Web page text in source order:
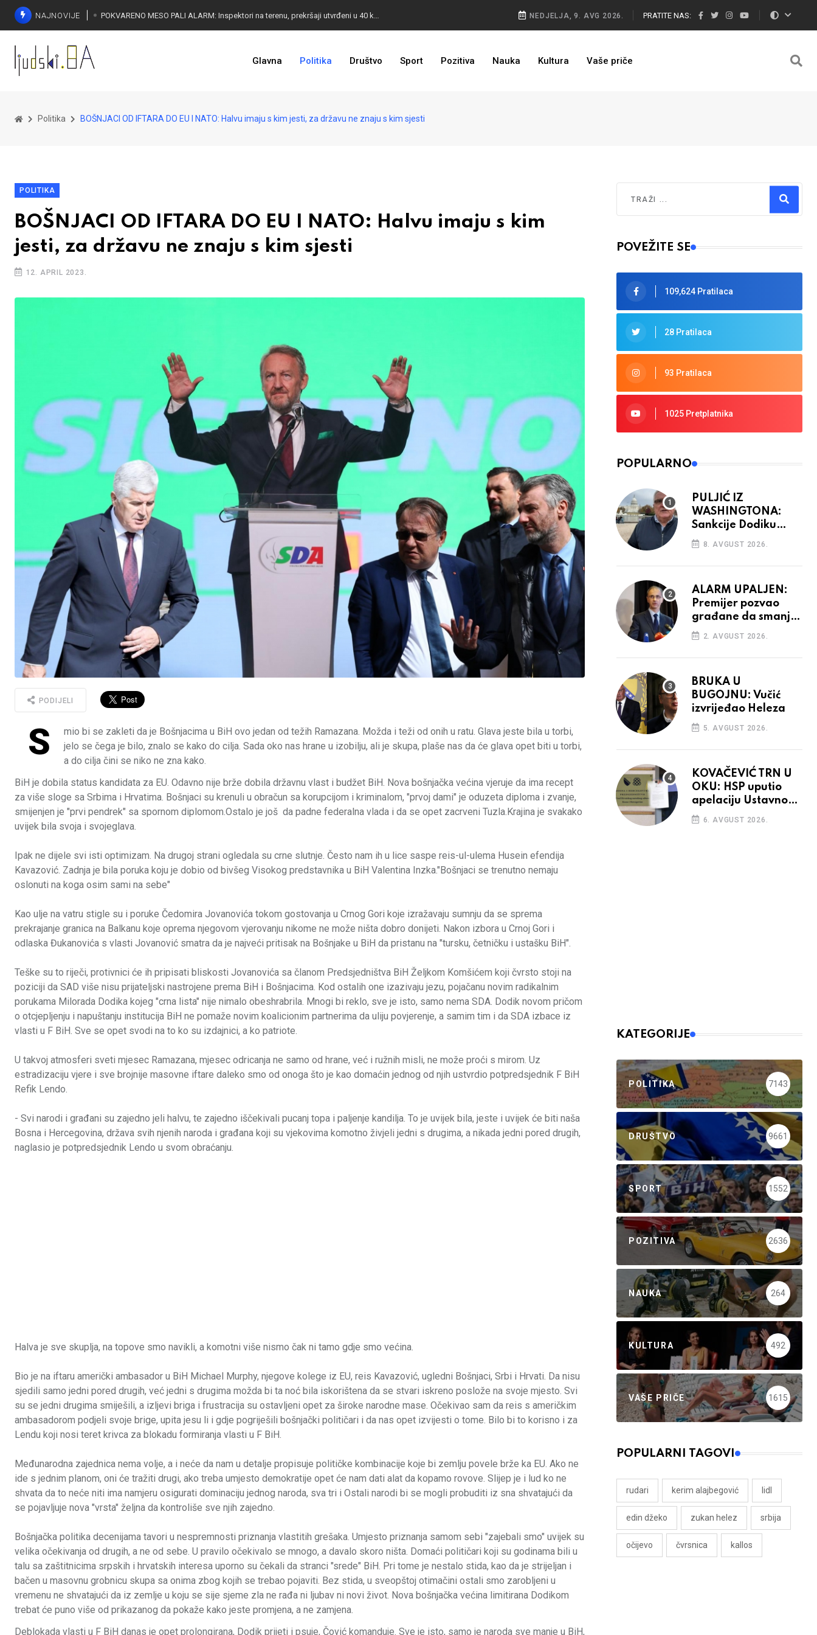
NAJNOVIJE NEDJELJA, 9. AVG 2026. PRATITE NAS:
Glavna Politika Društvo Sport Pozitiva Nauka Kultura Vaše priče
Politika BOŠNJACI OD IFTARA DO EU I NATO: Halvu imaju s kim jesti, za državu ne znaju s kim sjesti
POLITIKA
BOŠNJACI OD IFTARA DO EU I NATO: Halvu imaju s kim
jesti, za državu ne znaju s kim sjesti
12. APRIL 2023.
PODIJELI
S
mio bi se zakleti da je Bošnjacima u BiH ovo jedan od težih Ramazana. Možda i teži od onih u ratu. Glava jeste bila u torbi,
jelo se čega je bilo, znalo se kako do cilja. Sada oko nas hrane u izobilju, ali je skupa, plaše nas da će glava opet biti u torbi,
a do cilja čini se niko ne zna kako.
BiH je dobila status kandidata za EU. Odavno nije brže dobila državnu vlast i budžet BiH. Nova bošnjačka većina vjeruje da ima recept
za više sloge sa Srbima i Hrvatima. Bošnjaci su krenuli u obračun sa korupcijom i kriminalom, "prvoj dami" je oduzeta diploma i zvanje,
smijenjen je "prvi pendrek" sa spornom diplomom.Ostalo je još da padne federalna vlada i da se opet zacrveni Tuzla.Krajina je svakako
uvijek bila svoja i svojeglava.
Ipak ne dijele svi isti optimizam. Na drugoj strani ogledala su crne slutnje. Često nam ih u lice saspe reis-ul-ulema Husein efendija
Kavazović. Zadnja je bila poruka koju je dobio od bivšeg Visokog predstavnika u BiH Valentina Inzka."Bošnjaci se trenutno nemaju
oslonuti na koga osim sami na sebe"
Kao ulje na vatru stigle su i poruke Čedomira Jovanovića tokom gostovanja u Crnog Gori koje izražavaju sumnju da se sprema
prekrajanje granica na Balkanu koje oprema njegovom vjerovanju nikome ne može ništa dobro donijeti. Nakon izbora u Crnoj Gori i
odlaska Đukanovića s vlasti Jovanović smatra da je najveći pritisak na Bošnjake u BiH da pristanu na "tursku, četničku i ustašku BiH".
Teške su to riječi, protivnici će ih pripisati bliskosti Jovanovića sa članom Predsjedništva BiH Željkom Komšićem koji čvrsto stoji na
poziciji da SAD više nisu prijateljski nastrojene prema BiH i Bošnjacima. Kod ostalih one izazivaju jezu, pojačanu novim radikalnim
porukama Milorada Dodika kojeg "crna lista" nije nimalo obeshrabrila. Mnogi bi reklo, sve je isto, samo nema SDA. Dodik novom pričom
o otcjepljenju i napuštanju institucija BiH ne pomaže novim koalicionim partnerima da uliju povjerenje, a samim tim i da SDA izbace iz
vlasti u F BiH. Sve se opet svodi na to ko su izdajnici, a ko patriote.
U takvoj atmosferi sveti mjesec Ramazana, mjesec odricanja ne samo od hrane, već i ružnih misli, ne može proći s mirom. Uz
estradizaciju vjere i sve brojnije masovne iftare daleko smo od onoga što je kao domaćin jednog od njih ustvrdio potpredsjednik F BiH
Refik Lendo.
- Svi narodi i građani su zajedno jeli halvu, te zajedno iščekivali pucanj topa i paljenje kandilja. To je uvijek bila, jeste i uvijek će biti naša
Bosna i Hercegovina, država svih njenih naroda i građana koji su vjekovima komotno živjeli jedni s drugima, a nikada jedni pored drugih,
naglasio je potpredsjednik Lendo u svom obraćanju.
Halva je sve skuplja, na topove smo navikli, a komotni više nismo čak ni tamo gdje smo većina.
Bio je na iftaru američki ambasador u BiH Michael Murphy, njegove kolege iz EU, reis Kavazović, ugledni Bošnjaci, Srbi i Hrvati. Da nisu
sjedili samo jedni pored drugih, već jedni s drugima možda bi ta noć bila iskorištena da se stvari iskreno poslože na svoje mjesto. Svi
su se jedni drugima smiješili, a izljevi briga i frustracija su ostavljeni opet za široke narodne mase. Očekivao sam da reis s američkim
ambasadorom podjeli svoje brige, upita jesu li i gdje pogriješili bošnjački političari i da nas opet izvijesti o tome. Bilo bi to korisno i za
Lendu koji nosi teret krivca za blokadu formiranja vlasti u F BiH.
Međunarodna zajednica nema volje, a i neće da nam u detalje propisuje političke kombinacije koje bi zemlju povele brže ka EU. Ako ne
ide s jednim planom, oni će tražiti drugi, ako treba umjesto demokratije opet će nam dati alat da kopamo rovove. Slijep je i lud ko ne
shvata da to neće niti ima namjeru osigurati dominaciju jednog naroda, sva tri i Ostali narodi bi se mogli probuditi iz sna shvatajući da
se pojavljuje nova "vrsta" željna da kontroliše sve njih zajedno.
Bošnjačka politika decenijama tavori u nespremnosti priznanja vlastitih grešaka. Umjesto priznanja samom sebi "zajebali smo" uvijek su
velika očekivanja od drugih, a ne od sebe. U pravilo očekivalo se mnogo, a davalo skoro ništa. Domaći političari koji su godinama bili u
talu sa zaštitnicima srpskih i hrvatskih interesa uporno su čekali da stranci "srede" BiH. Pri tome je nestalo stida, kao da je strijeljan i
bačen u masovnu grobnicu skupa sa onima zbog kojih se trebao pojaviti. Bez stida, u sveopštoj otimačini ostali smo zarobljeni u
vremenu ne shvatajući da iz zemlje u koju se sije sjeme zla ne rađa ni ljubav ni novi život. Nova bošnjačka većina limitirana Dodikom
trebat će puno više od prikazanog da pokaže kako jeste promjena, a ne zamjena.
Deblokada vlasti u F BiH danas je opet prolongirana, Dodik prijeti i psuje, Čović komanduje. Sve je isto, samo je naroda sve manje u BiH,
Type 2 or more characters for results.
POVEŽITE SE
109,624 Pratilaca
28 Pratilaca
93 Pratilaca
1025 Pretplatnika
POPULARNO
PULJIĆ IZ
WASHINGTONA:
Sankcije Dodiku
mnogo će ovisiti od
aktivnosti bh.
diplomacije
8. AVGUST 2026.
ALARM UPALJEN:
Premijer pozvao
građane da smanje
potrošnju struje
2. AVGUST 2026.
BRUKA U
BUGOJNU: Vučić
izvrijeđao Heleza
5. AVGUST 2026.
KOVAČEVIĆ TRN U
OKU: HSP uputio
apelaciju Ustavnom
sudu BiH
6. AVGUST 2026.
KATEGORIJE
POLITIKA 7143
DRUŠTVO 9661
SPORT 1552
POZITIVA 2636
NAUKA 264
KULTURA 492
VAŠE PRIČE 1615
POPULARNI TAGOVI
rudari kerim alajbegović lidl
edin džeko zukan helez srbija
očijevo čvrsnica kallos